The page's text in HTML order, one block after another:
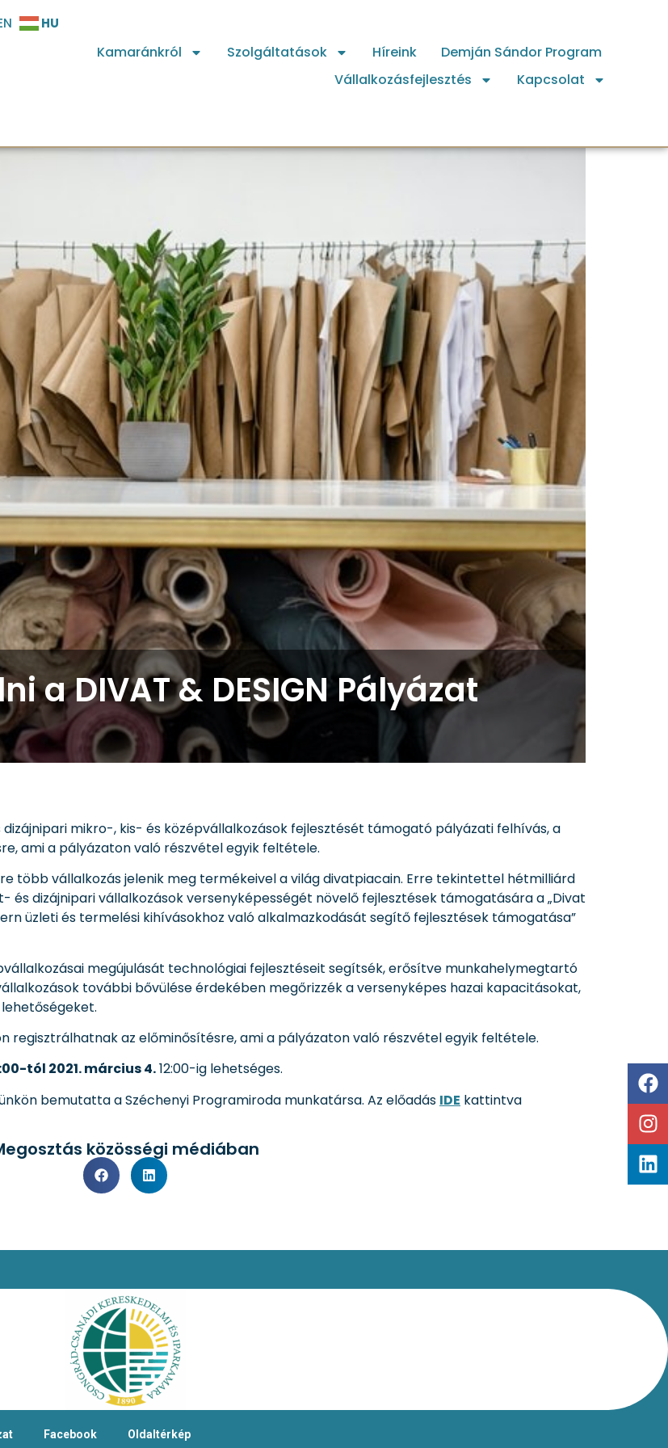
HU
Kamaránkról Szolgáltatások Híreink
Demján Sándor Program
Vállalkozásfejlesztés
Kapcsolat
a DIVAT & DESIGN Pályázat
mikro-, kis- és középvállalkozások fejlesztését támogató pályázati felhívás, a
ami a pályázaton való részvétel egyik feltétele.
több vállalkozás jelenik meg termékeivel a világ divatpiacain. Erre tekintettel hétmilliárd
dizájnipari vállalkozások versenyképességét növelő fejlesztések támogatására a „Divat
üzleti és termelési kihívásokhoz való alkalmazkodását segítő fejlesztések támogatása”
megújulását technológiai fejlesztéseit segítsék, erősítve munkahelymegtartó
további bővülése érdekében megőrizzék a versenyképes hazai kapacitásokat,
regisztrálhatnak az előminősítésre, ami a pályázaton való részvétel egyik feltétele.
tól 2021. március 4.12:00-ig lehetséges.
bemutatta a Széchenyi Programiroda munkatársa. Az előadás IDE kattintva
közösségi médiában
Facebook Oldaltérkép